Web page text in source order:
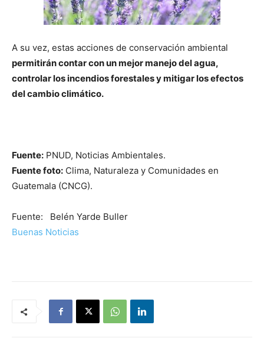
A su vez, estas acciones de conservación ambiental
permitirán contar con un mejor manejo del agua,
controlar los incendios forestales y mitigar los efectos
del cambio climático.
Fuente: PNUD, Noticias Ambientales.
Fuente foto: Clima, Naturaleza y Comunidades en
Guatemala (CNCG).
Fuente: Belén Yarde Buller
Buenas Noticias